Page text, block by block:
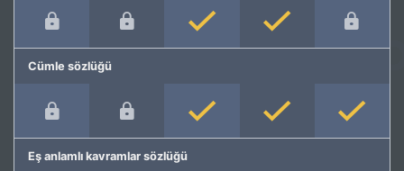
Cümle sözlüğü
Eş anlamlı kavramlar sözlüğü